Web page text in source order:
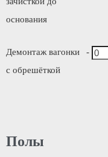
основания
Демонтаж вагонки
с обрешёткой
-
Полы